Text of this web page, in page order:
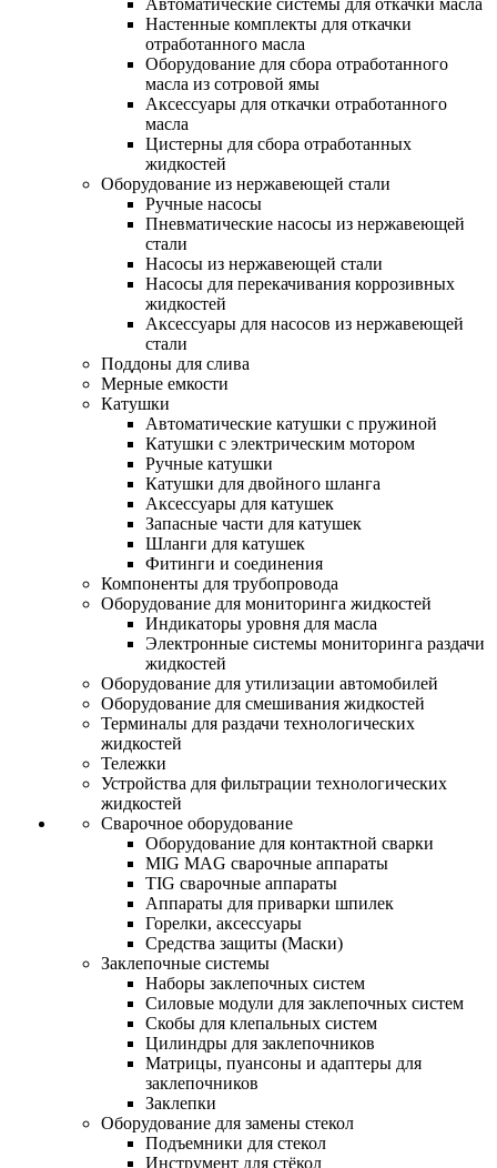
Автоматические системы для откачки масла
Настенные комплекты для откачки
отработанного масла
Оборудование для сбора отработанного
масла из сотровой ямы
Аксессуары для откачки отработанного
масла
Цистерны для сбора отработанных
жидкостей
Оборудование из нержавеющей стали
Ручные насосы
Пневматические насосы из нержавеющей
стали
Насосы из нержавеющей стали
Насосы для перекачивания коррозивных
жидкостей
Аксессуары для насосов из нержавеющей
стали
Поддоны для слива
Мерные емкости
Катушки
Автоматические катушки с пружиной
Катушки с электрическим мотором
Ручные катушки
Катушки для двойного шланга
Аксессуары для катушек
Запасные части для катушек
Шланги для катушек
Фитинги и соединения
Компоненты для трубопровода
Оборудование для мониторинга жидкостей
Индикаторы уровня для масла
Электронные системы мониторинга раздачи
жидкостей
Оборудование для утилизации автомобилей
Оборудование для смешивания жидкостей
Терминалы для раздачи технологических
жидкостей
Тележки
Устройства для фильтрации технологических
жидкостей
Сварочное оборудование
Оборудование для контактной сварки
MIG MAG сварочные аппараты
TIG сварочные аппараты
Аппараты для приварки шпилек
Горелки, аксессуары
Средства защиты (Маски)
Заклепочные системы
Наборы заклепочных систем
Силовые модули для заклепочных систем
Скобы для клепальных систем
Цилиндры для заклепочников
Матрицы, пуансоны и адаптеры для
заклепочников
Заклепки
Оборудование для замены стекол
Подъемники для стекол
Инструмент для стёкол